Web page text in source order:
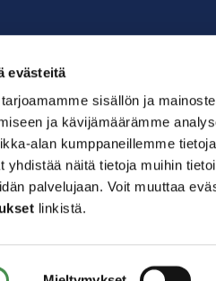
evästeitä
sisällön ja
ja kävijämäärämme
alan kumppaneillemme
yhdistää näitä tietoja muihin
palvelujaan. Voit muuttaa
linkistä.